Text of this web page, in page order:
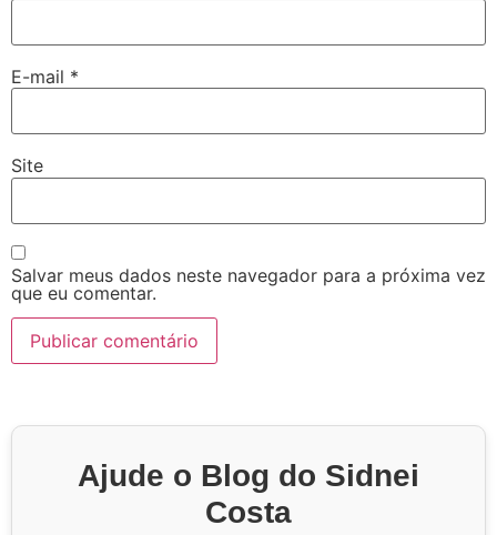
E-mail *
Site
Salvar meus dados neste navegador para a próxima vez
que eu comentar.
Ajude o Blog do Sidnei
Costa